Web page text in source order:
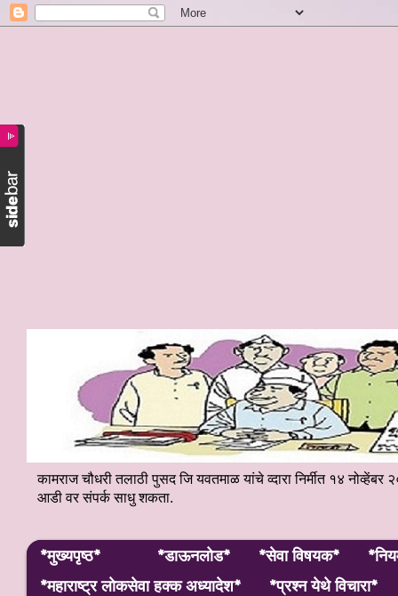
कामराज चौधरी तलाठी पुसद जि यवतमाळ यांचे व्दारा निर्मीत १४
आडी वर संपर्क साधु शकता.
*मुख्यपृष्ठ* *डाऊनलोड* *सेवा विषयक*
*महाराष्ट्र लाेकसेवा हक्क अध्यादेश*
*प्रश्न येथे विचारा*